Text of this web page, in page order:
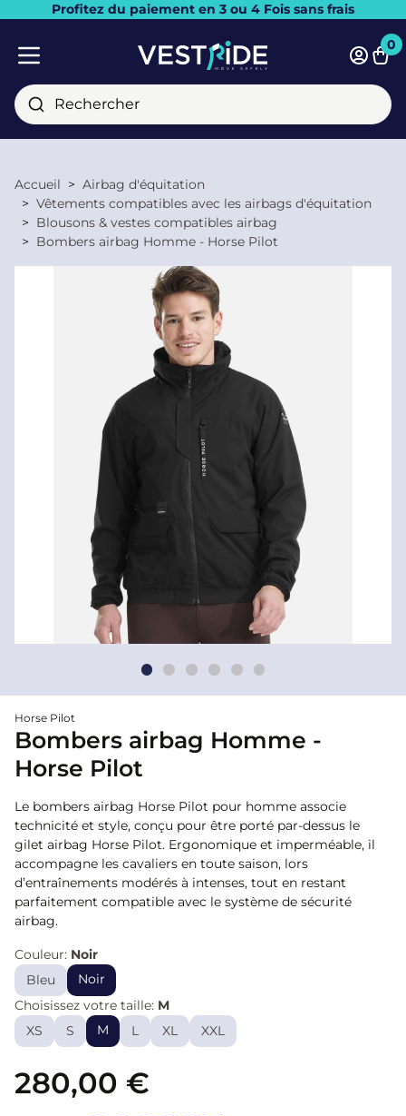
Profitez du paiement en 3 ou 4 Fois sans frais
Fermer
Rechercher
0
Accueil
Airbag d'équitation
Vêtements compatibles avec les airbags d'équitation
Blousons & vestes compatibles airbag
Bombers airbag Homme - Horse Pilot
Horse Pilot
Bombers airbag Homme -
Horse Pilot
Le bombers airbag Horse Pilot pour homme associe
technicité et style, conçu pour être porté par-dessus le
gilet airbag Horse Pilot. Ergonomique et imperméable, il
accompagne les cavaliers en toute saison, lors
d’entraînements modérés à intenses, tout en restant
parfaitement compatible avec le système de sécurité
airbag.
Couleur: Noir
Bleu
Noir
Choisissez votre taille: M
XS
S M L XL XXL
280,00 €